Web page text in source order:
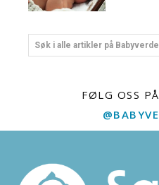
Søk i alle artikler på
FØLG OSS